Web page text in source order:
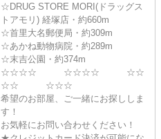
☆DRUG STORE MORI(ドラッグス
トアモリ) 経塚店・約660m
☆首里大名郵便局・約309m
☆あかね動物病院・約289m
☆末吉公園・約374m
☆☆☆☆ ☆☆☆☆ ☆☆
☆☆ ☆☆☆
希望のお部屋、ご一緒にお探ししま
す！
お気軽にお問い合わせください！